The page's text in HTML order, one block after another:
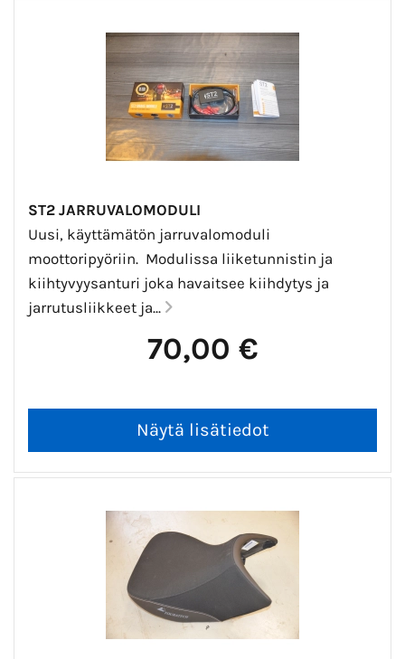
ST2 JARRUVALOMODULI
Uusi, käyttämätön jarruvalomoduli
moottoripyöriin. Modulissa liiketunnistin ja
kiihtyvyysanturi joka havaitsee kiihdytys ja
jarrutusliikkeet ja...
70,00 €